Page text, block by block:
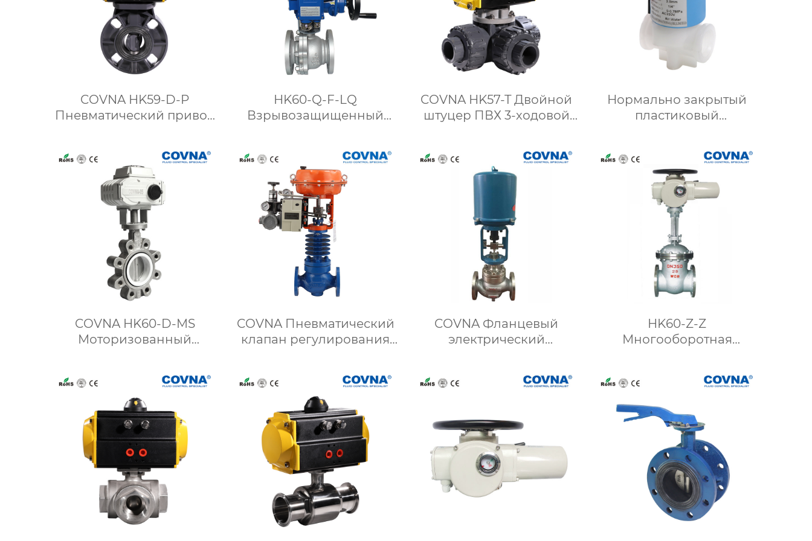
COVNA HK59-D-P
Пневматический привод
HK60-Q-F-LQ
Взрывозащищенный
электроприводной
клапан
COVNA HK57-T Двойной
штуцер ПВХ 3-ходовой
приводом
Нормально закрытый
пластиковый
HKWS 22-ходовой
COVNA HK60-D-MS
Моторизованный
проушинами
COVNA Пневматический
клапан регулирования
COVNA Фланцевый
электрический
HK60-Z-Z
Многооборотная
приводом от двигателя